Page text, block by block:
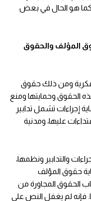
كما هو الحال في بعض
المؤلف والحقوق
الفكرية ومن ذلك حقوق
الحقوق وحمايتها ومنع
إجراءات تشمل تدابير
عليها، ومدنية
والتدابير ونظمها،
2012 بشأن حماية حقوق المؤلف
الحقوق المجاورة من
فإنه لم يغفل النص على